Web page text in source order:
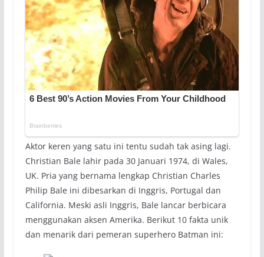
Aktor keren yang satu ini tentu sudah tak asing lagi.
Christian Bale lahir pada 30 Januari 1974, di Wales,
UK. Pria yang bernama lengkap Christian Charles
Philip Bale ini dibesarkan di Inggris, Portugal dan
California. Meski asli Inggris, Bale lancar berbicara
menggunakan aksen Amerika. Berikut 10 fakta unik
dan menarik dari pemeran superhero Batman ini: